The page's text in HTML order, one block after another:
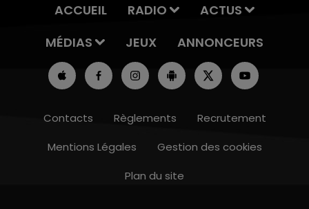
ACCUEIL RADIO
ACTUS
MÉDIAS
JEUX ANNONCEURS
Contacts Règlements
Recrutement
Mentions Légales
Gestion des cookies
Plan du site